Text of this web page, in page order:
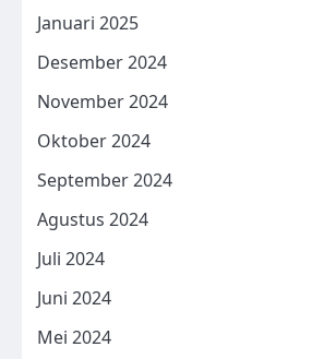
Januari 2025
Desember 2024
November 2024
Oktober 2024
September 2024
Agustus 2024
Juli 2024
Juni 2024
Mei 2024